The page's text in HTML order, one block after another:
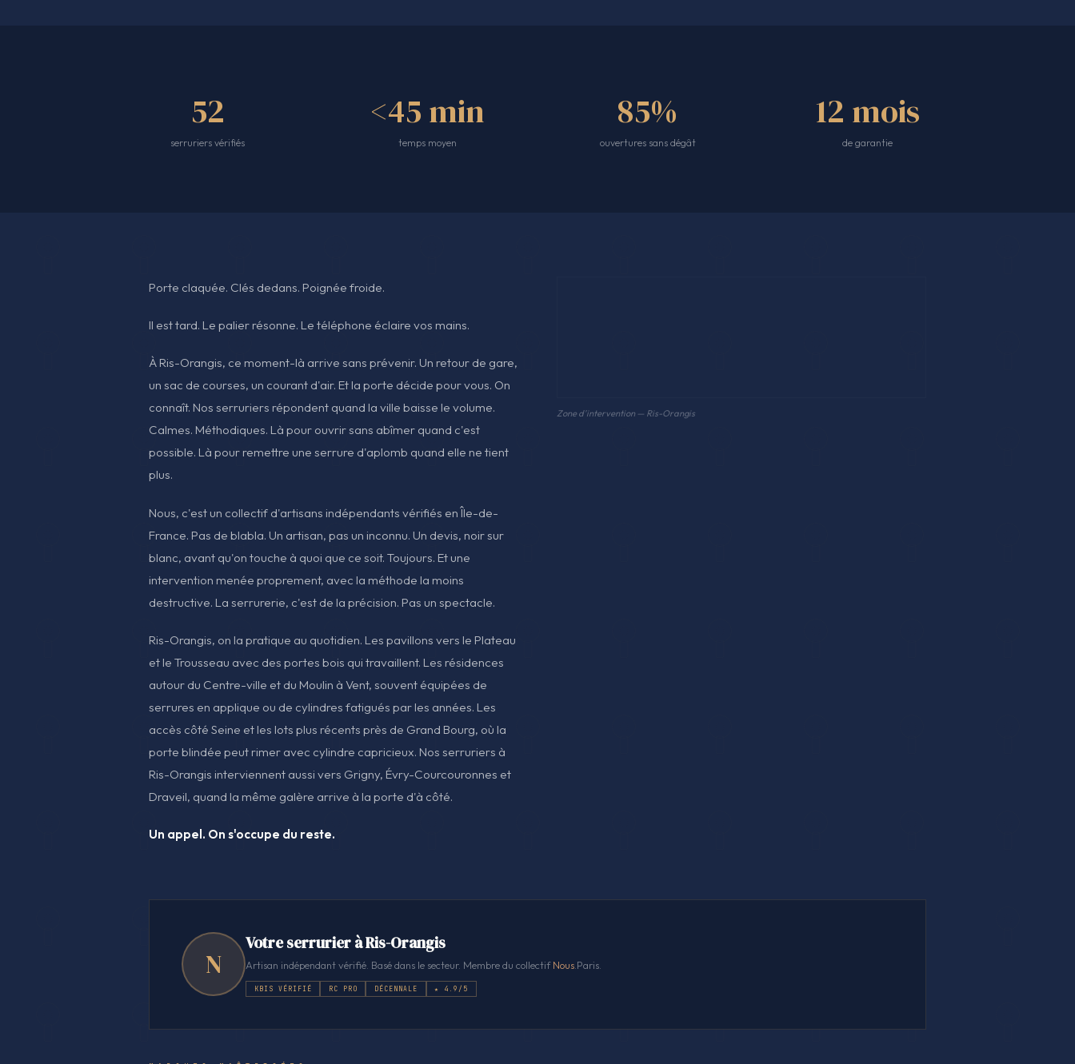
52
serruriers vérifiés
<45 min
temps moyen
85%
ouvertures sans dégât
12 mois
de garantie
Porte claquée. Clés dedans. Poignée froide.
Il est tard. Le palier résonne. Le téléphone éclaire vos mains.
À Ris-Orangis, ce moment-là arrive sans prévenir. Un retour de gare,
un sac de courses, un courant d'air. Et la porte décide pour vous. On
connaît. Nos serruriers répondent quand la ville baisse le volume.
Calmes. Méthodiques. Là pour ouvrir sans abîmer quand c'est
possible. Là pour remettre une serrure d'aplomb quand elle ne tient
plus.
Nous, c'est un collectif d'artisans indépendants vérifiés en Île-de-
France. Pas de blabla. Un artisan, pas un inconnu. Un devis, noir sur
blanc, avant qu'on touche à quoi que ce soit. Toujours. Et une
intervention menée proprement, avec la méthode la moins
destructive. La serrurerie, c'est de la précision. Pas un spectacle.
Ris-Orangis, on la pratique au quotidien. Les pavillons vers le Plateau
et le Trousseau avec des portes bois qui travaillent. Les résidences
autour du Centre-ville et du Moulin à Vent, souvent équipées de
serrures en applique ou de cylindres fatigués par les années. Les
accès côté Seine et les lots plus récents près de Grand Bourg, où la
porte blindée peut rimer avec cylindre capricieux. Nos serruriers à
Ris-Orangis interviennent aussi vers Grigny, Évry-Courcouronnes et
Draveil, quand la même galère arrive à la porte d'à côté.
Un appel. On s'occupe du reste.
Zone d'intervention — Ris-Orangis
N
Votre serrurier à Ris-Orangis
Artisan indépendant vérifié. Basé dans le secteur. Membre du collectifNous .Paris.
KBIS VÉRIFIÉ RC PRO DÉCENNALE ★ 4.9/5